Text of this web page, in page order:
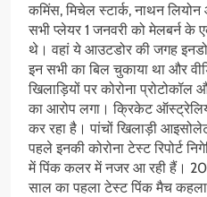
कमिंस, मिचेल स्टार्क, नाथन
सभी प्लेयर 1 जनवरी को मेलबर्न के
थे। वहां ये आउटडोर की जगह
इन सभी का बिल चुकाया था और
खिलाड़ियों पर कोरोना
का आरोप लगा। क्रिकेट
कर रहा है। पांचों खिलाड़ी
पहले इनकी कोरोना टेस्ट रिपोर्ट
में पिंक कलर में नजर आ रही हैं।
साल का पहला टेस्ट पिंक मैच